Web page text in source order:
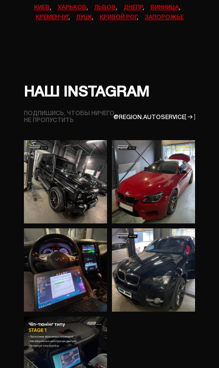
КИЕВ, ХАРЬКОВ, ЛЬВОВ, ДНЕПР, ВИННИЦА,
КРЕМЕНЧУГ, ЛУЦК, КРИВОЙ РОГ, ЗАПОРОЖЬЕ
НАШ INSTAGRAM
ПОДПИШИСЬ, ЧТОБЫ НИЧЕГО
НЕ ПРОПУСТИТЬ
@REGION.AUTOSERVICE